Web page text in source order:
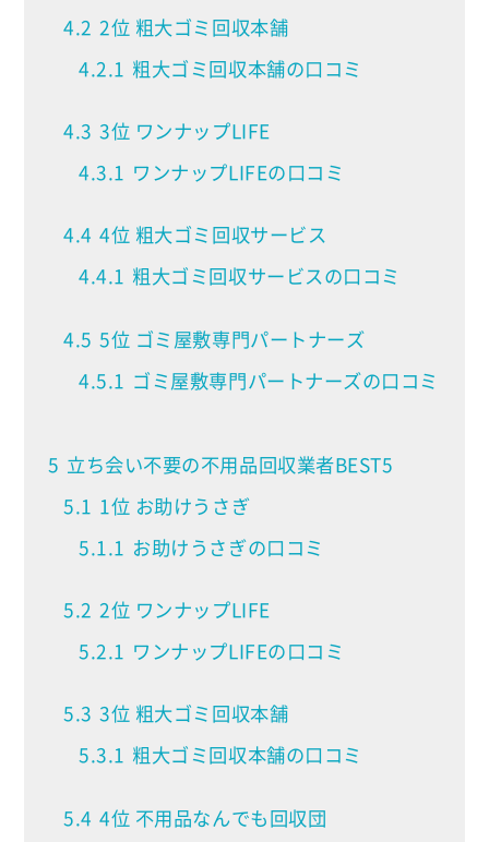
4.2 2位 粗大ゴミ回収本舗
4.2.1 粗大ゴミ回収本舗の口コミ
4.3 3位 ワンナップLIFE
4.3.1 ワンナップLIFEの口コミ
4.4 4位 粗大ゴミ回収サービス
4.4.1 粗大ゴミ回収サービスの口コミ
4.5 5位 ゴミ屋敷専門パートナーズ
4.5.1 ゴミ屋敷専門パートナーズの口コミ
5 立ち会い不要の不用品回収業者BEST5
5.1 1位 お助けうさぎ
5.1.1 お助けうさぎの口コミ
5.2 2位 ワンナップLIFE
5.2.1 ワンナップLIFEの口コミ
5.3 3位 粗大ゴミ回収本舗
5.3.1 粗大ゴミ回収本舗の口コミ
5.4 4位 不用品なんでも回収団